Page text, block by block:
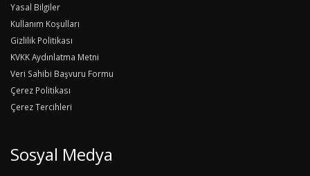
Yasal Bilgiler
Kullanım Koşulları
Gizlilik Politikası
KVKK Aydınlatma Metni
Veri Sahibi Başvuru Formu
Çerez Politikası
Çerez Tercihleri
Sosyal Medya